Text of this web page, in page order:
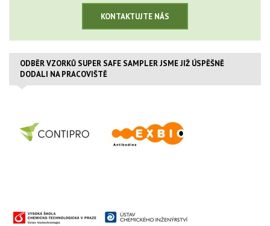
KONTAKTUJTE NÁS
ODBĚR VZORKŮ SUPER SAFE SAMPLER JSME JIŽ ÚSPĚŠNĚ
DODALI NA PRACOVIŠTĚ